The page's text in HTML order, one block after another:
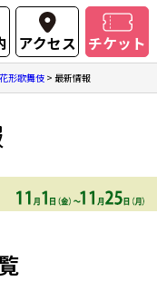
アクセス チケット
形歌舞伎 > 最新情報